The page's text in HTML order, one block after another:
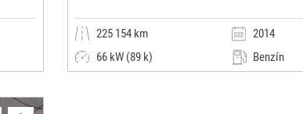
225 154 km
2014
66 kW (89 k)
Benzín